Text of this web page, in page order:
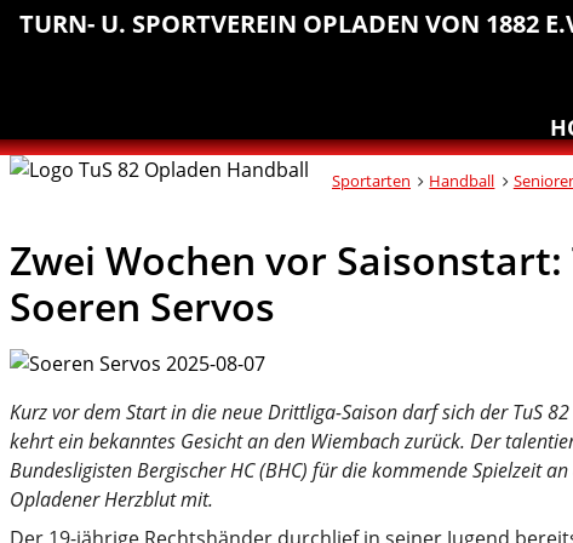
Sprungmarken
Inhalt
Hauptnavigation
Abteilungsnavigation
Fußbereich
TURN- U. SPORTVEREIN OPLADEN VON 1882
Sportarten Handball
Zwei Wochen vor
Soeren Servos
Kurz vor dem Start in die neue Drittliga-Saison darf sich der TuS
kehrt ein bekanntes Gesicht an den Wiembach zurück. Der
Bundesligisten Bergischer HC (BHC) für die kommende Spielzeit
Opladener Herzblut mit.